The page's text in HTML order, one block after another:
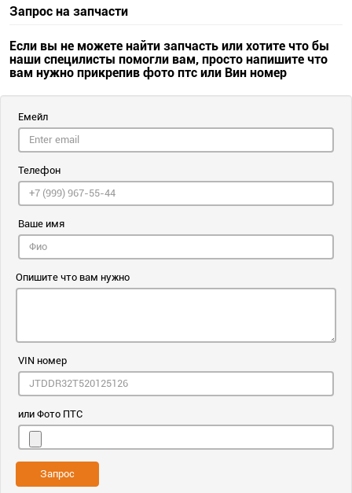
Запрос на запчасти
Если вы не можете найти запчасть или хотите что бы
наши специлисты помогли вам, просто напишите что
вам нужно прикрепив фото птс или Вин номер
Емейл
Телефон
Ваше имя
Опишите что вам нужно
VIN номер
или Фото ПТС
Запрос